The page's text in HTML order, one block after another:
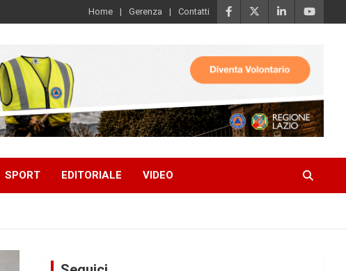
Home Gerenza Contatti
SPORT EDITORIALE VIDEO